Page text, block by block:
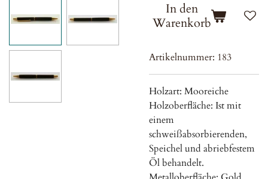
In den
Warenkorb
Artikelnummer: 183
Holzart: Mooreiche
Holzoberfläche: Ist mit
einem
schweißabsorbierenden,
Speichel und abriebfestem
Öl behandelt.